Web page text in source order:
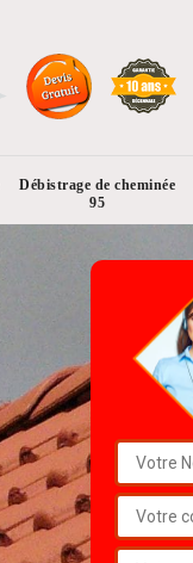
Débistrage de cheminée
95